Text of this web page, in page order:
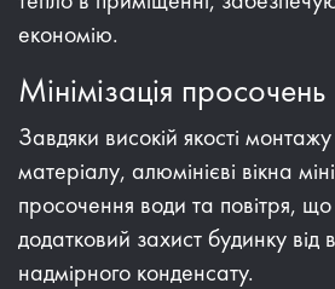
економію.
Мінімізація просочень
Завдяки високій якості монтажу
матеріалу, алюмінієві вікна
просочення води та повітря,
додатковий захист будинку від
надмірного конденсату.